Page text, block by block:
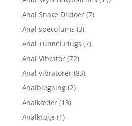
Anal Snake Dildoer (7)
Anal speculums (3)
Anal Tunnel Plugs (7)
Anal Vibrator (72)
Anal vibratorer (83)
Analblegning (2)
Analkæder (13)
Analkroge (1)